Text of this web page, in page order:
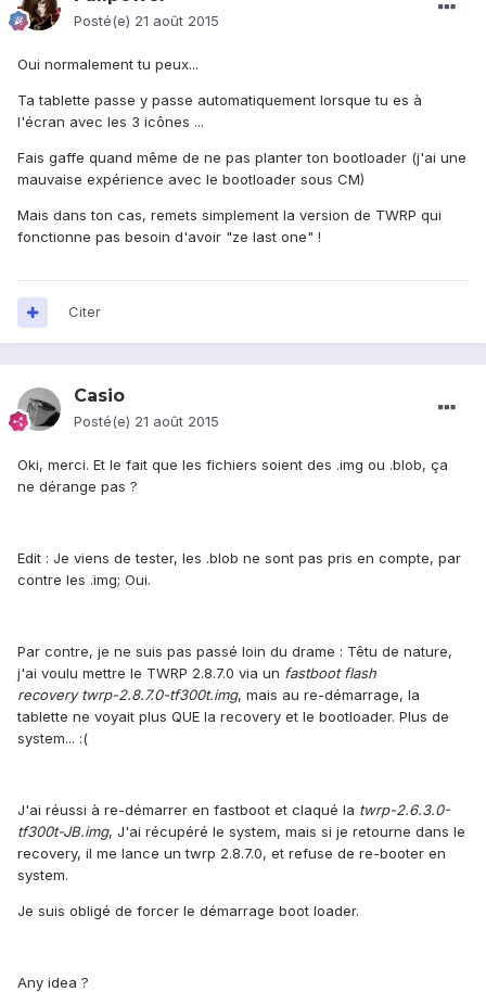
Posté(e) 21 août 2015
Oui normalement tu peux...
Ta tablette passe y passe automatiquement lorsque tu es à
l'écran avec les 3 icônes ...
Fais gaffe quand même de ne pas planter ton bootloader (j'ai une
mauvaise expérience avec le bootloader sous CM)
Mais dans ton cas, remets simplement la version de TWRP qui
fonctionne pas besoin d'avoir "ze last one" !
Citer
Casio
Posté(e) 21 août 2015
Oki, merci. Et le fait que les fichiers soient des .img ou .blob, ça
ne dérange pas ?
Edit : Je viens de tester, les .blob ne sont pas pris en compte, par
contre les .img; Oui.
Par contre, je ne suis pas passé loin du drame : Têtu de nature,
j'ai voulu mettre le TWRP 2.8.7.0 via un fastboot flash
recovery twrp-2.8.7.0-tf300t.img, mais au re-démarrage, la
tablette ne voyait plus QUE la recovery et le bootloader. Plus de
system... :(
J'ai réussi à re-démarrer en fastboot et claqué la twrp-2.6.3.0-
tf300t-JB.img, J'ai récupéré le system, mais si je retourne dans le
recovery, il me lance un twrp 2.8.7.0, et refuse de re-booter en
system.
Je suis obligé de forcer le démarrage boot loader.
Any idea ?